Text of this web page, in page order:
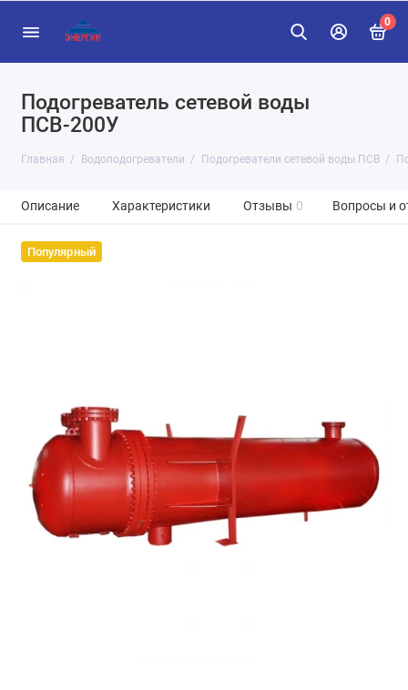
0
Подогреватель сетевой воды
ПСВ-200У
Главная Водоподогреватели Подогреватели сетевой воды ПСВ
Описание Характеристики Отзывы 0 Вопросы и
Популярный